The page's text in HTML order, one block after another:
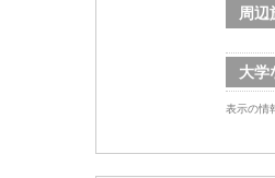
周辺
大学
表示の情